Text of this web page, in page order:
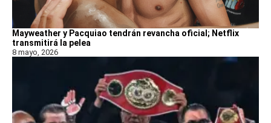
Mayweather y Pacquiao tendrán revancha oficial; Netflix
transmitirá la pelea
8 mayo, 2026